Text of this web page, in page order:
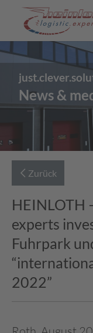
Skip to main content
News &
Zurück
HEINLOTH
experts
Fuhrpark
2022”
CAREER
Arbeiten bei
Jobs
Driver
Ausbildung
Dein
Insights
Contact